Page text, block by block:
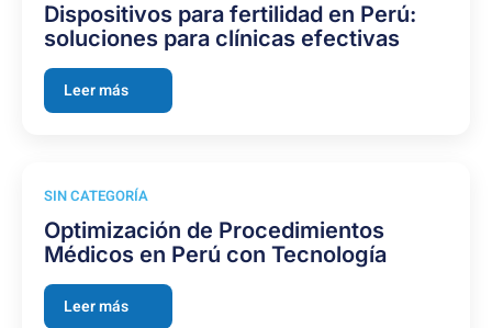
Dispositivos para fertilidad en Perú:
soluciones para clínicas efectivas
Leer más
SIN CATEGORÍA
Optimización de Procedimientos
Médicos en Perú con Tecnología
Leer más